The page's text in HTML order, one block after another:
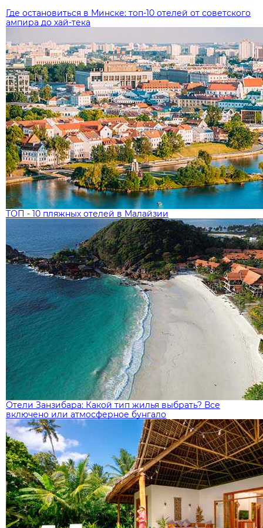
Где остановиться в Минске: топ‑10 отелей от советского
ампира до хай‑тека
ТОП - 10 пляжных отелей в Малайзии
Отели Занзибара: Какой тип жилья выбрать? Все
включено или атмосферное бунгало